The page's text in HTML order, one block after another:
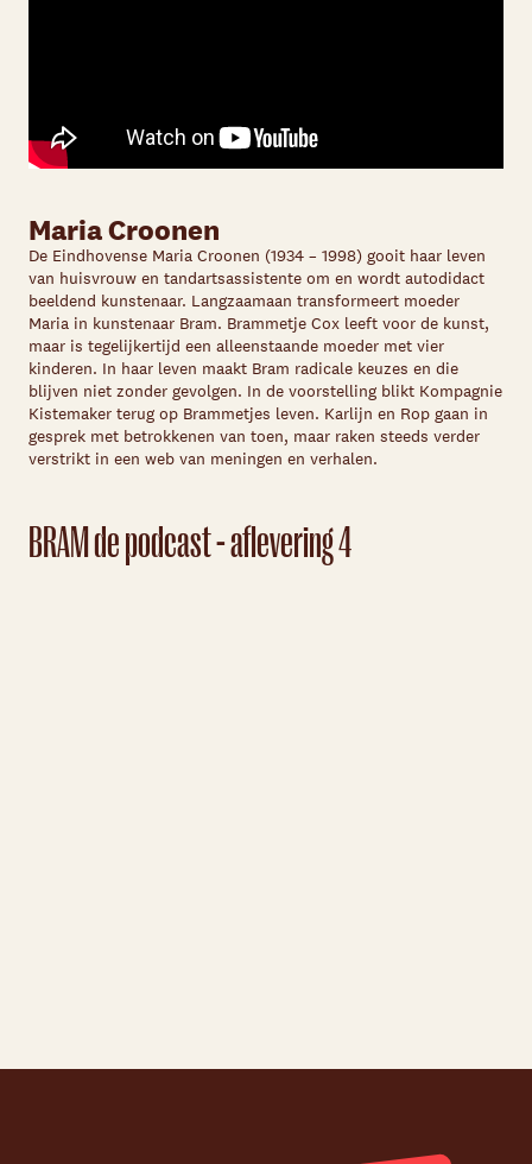
Maria Croonen
De Eindhovense Maria Croonen (1934 – 1998) gooit haar leven
van huisvrouw en tandartsassistente om en wordt autodidact
beeldend kunstenaar. Langzaamaan transformeert moeder
Maria in kunstenaar Bram. Brammetje Cox leeft voor de kunst,
maar is tegelijkertijd een alleenstaande moeder met vier
kinderen. In haar leven maakt Bram radicale keuzes en die
blijven niet zonder gevolgen. In de voorstelling blikt Kompagnie
Kistemaker terug op Brammetjes leven. Karlijn en Rop gaan in
gesprek met betrokkenen van toen, maar raken steeds verder
verstrikt in een web van meningen en verhalen.
BRAM de podcast - aflevering 4